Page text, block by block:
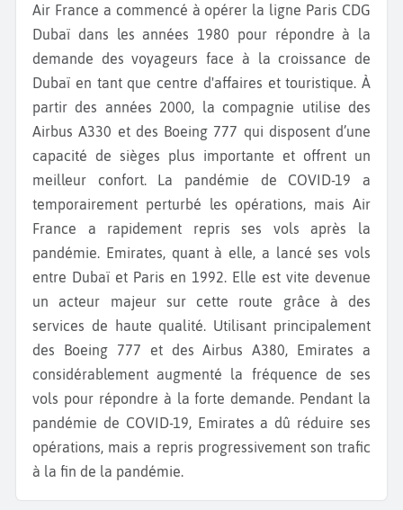
Air France a commencé à opérer la ligne Paris CDG
Dubaï dans les années 1980 pour répondre à la
demande des voyageurs face à la croissance de
Dubaï en tant que centre d'affaires et touristique. À
partir des années 2000, la compagnie utilise des
Airbus A330 et des Boeing 777 qui disposent d’une
capacité de sièges plus importante et offrent un
meilleur confort. La pandémie de COVID-19 a
temporairement perturbé les opérations, mais Air
France a rapidement repris ses vols après la
pandémie. Emirates, quant à elle, a lancé ses vols
entre Dubaï et Paris en 1992. Elle est vite devenue
un acteur majeur sur cette route grâce à des
services de haute qualité. Utilisant principalement
des Boeing 777 et des Airbus A380, Emirates a
considérablement augmenté la fréquence de ses
vols pour répondre à la forte demande. Pendant la
pandémie de COVID-19, Emirates a dû réduire ses
opérations, mais a repris progressivement son trafic
à la fin de la pandémie.